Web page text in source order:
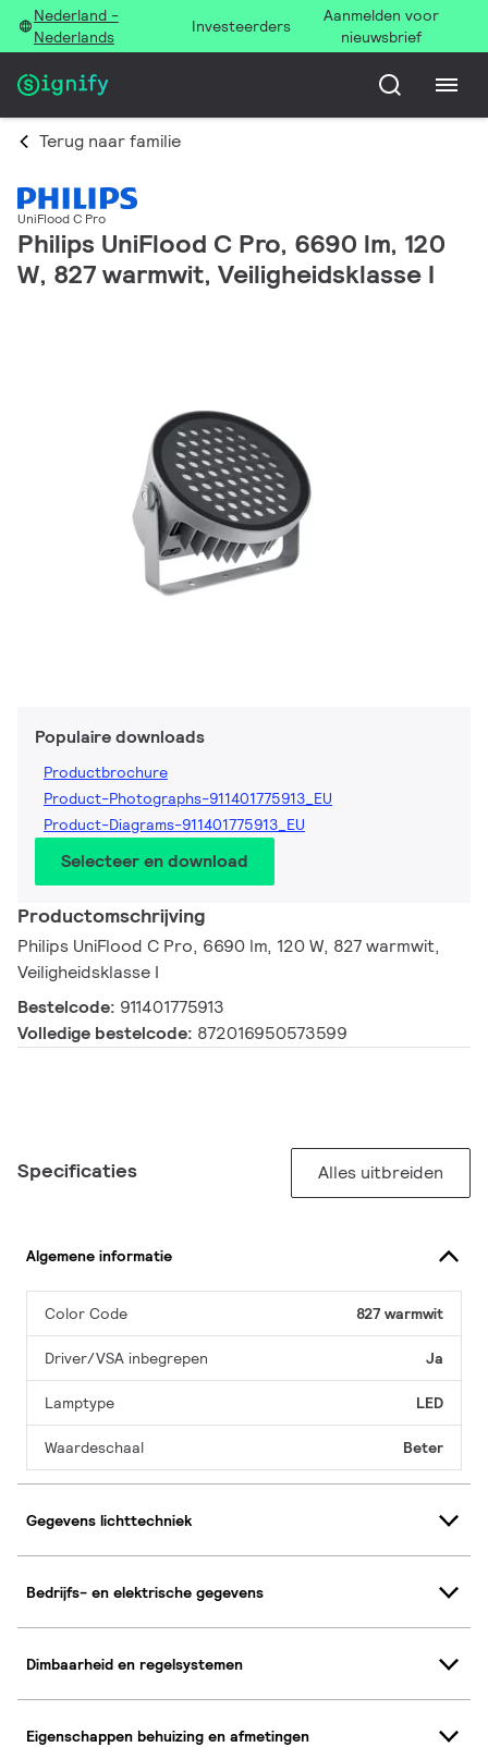
Nederland -
Nederlands
Investeerders
Aanmelden voor
nieuwsbrief
Terug naar familie
UniFlood C Pro
Philips UniFlood C Pro, 6690 lm, 120
W, 827 warmwit, Veiligheidsklasse I
Populaire downloads
Productbrochure
Product-Photographs-911401775913_EU
Product-Diagrams-911401775913_EU
Selecteer en download
Productomschrijving
Philips UniFlood C Pro, 6690 lm, 120 W, 827 warmwit,
Veiligheidsklasse I
Bestelcode: 911401775913
Volledige bestelcode: 872016950573599
Specificaties Alles uitbreiden
Algemene informatie
Color Code 827 warmwit
Driver/VSA inbegrepen Ja
Lamptype LED
Waardeschaal Beter
Gegevens lichttechniek
Bedrijfs- en elektrische gegevens
Dimbaarheid en regelsystemen
Eigenschappen behuizing en afmetingen